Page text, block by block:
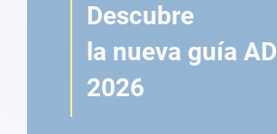
Descubre
la nueva guía AD
2026